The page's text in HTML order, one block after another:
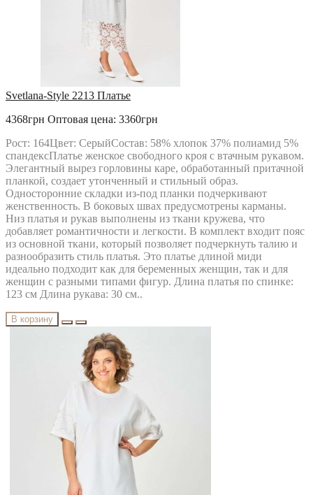
Svetlana-Style 2213 Платье
4368грн Оптовая цена: 3360грн
Рост: 164Цвет: СерыйСостав: 58% хлопок 37% полиамид 5%
спандексПлатье женское свободного кроя с втачным рукавом.
Элегантный вырез горловины каре, обработанный притачной
планкой, создает утонченный и стильный образ.
Односторонние складки из-под планки подчеркивают
женственность. В боковых швах предусмотрены карманы.
Низ платья и рукав выполнены из ткани кружева, что
добавляет романтичности и легкости. В комплект входит пояс
из основной ткани, который позволяет подчеркнуть талию и
разнообразить стиль платья. Это платье длиной миди
идеально подходит как для беременных женщин, так и для
женщин с разными типами фигур. Длина платья по спинке:
123 см Длина рукава: 30 см..
В корзину